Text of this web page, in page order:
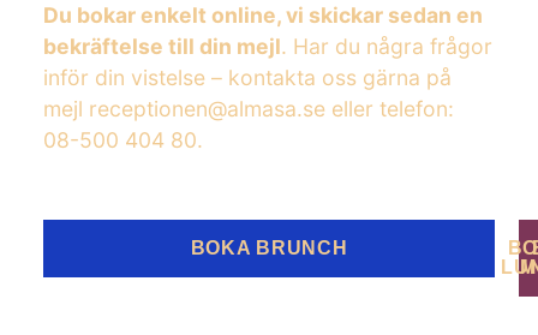
Du bokar enkelt online, vi skickar sedan en
bekräftelse till din mejl. Har du några frågor
inför din vistelse – kontakta oss gärna på
mejl receptionen@almasa.se eller telefon:
08-500 404 80.
BOKA BRUNCH